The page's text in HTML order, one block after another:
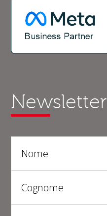
Newsletter